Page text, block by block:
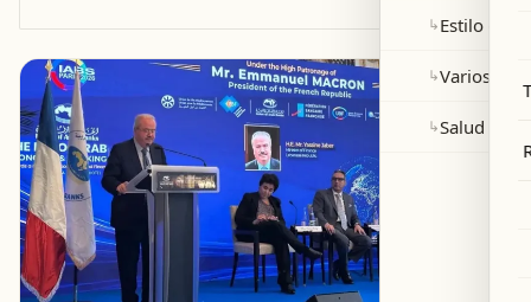
↳Estilo de
↳Varios
↳Salud